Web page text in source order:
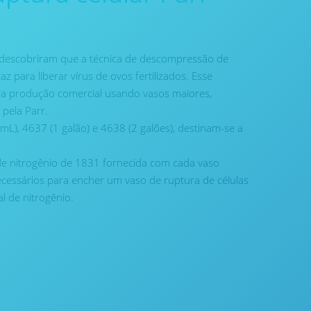
que a técnica de descompressão de
para liberar vírus de ovos fertilizados. Esse
produção comercial usando vasos maiores,
Parr.
4637 (1 galão) e 4638 (2 galões), destinam-se a
nitrogênio de 1831 fornecida com cada vaso
para encher um vaso de ruptura de células
de nitrogênio.